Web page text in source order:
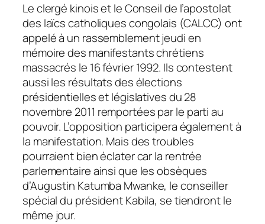
Le clergé kinois et le Conseil de l’apostolat
des laïcs catholiques congolais (CALCC) ont
appelé à un rassemblement jeudi en
mémoire des manifestants chrétiens
massacrés le 16 février 1992. Ils contestent
aussi les résultats des élections
présidentielles et législatives du 28
novembre 2011 remportées par le parti au
pouvoir. L’opposition participera également à
la manifestation. Mais des troubles
pourraient bien éclater car la rentrée
parlementaire ainsi que les obsèques
d’Augustin Katumba Mwanke, le conseiller
spécial du président Kabila, se tiendront le
même jour.